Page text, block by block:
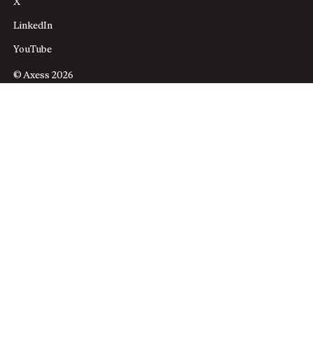
X
LinkedIn
YouTube
© Axess 2026